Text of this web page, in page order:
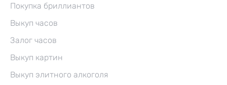
Покупка бриллиантов
Выкуп часов
Залог часов
Выкуп картин
Выкуп элитного алкоголя